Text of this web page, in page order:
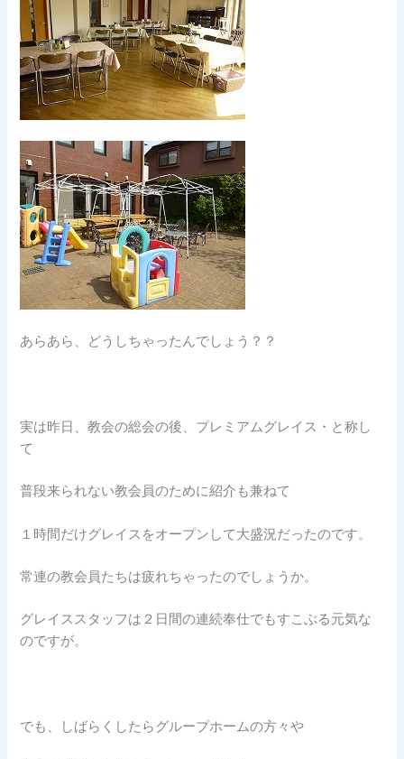
あらあら、どうしちゃったんでしょう？？
実は昨日、教会の総会の後、プレミアムグレイス・と称し
て
普段来られない教会員のために紹介も兼ねて
１時間だけグレイスをオープンして大盛況だったのです。
常連の教会員たちは疲れちゃったのでしょうか。
グレイススタッフは２日間の連続奉仕でもすこぶる元気な
のですが。
でも、しばらくしたらグループホームの方々や